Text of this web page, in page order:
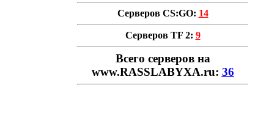
Серверов CS:GO: 14
Серверов TF 2: 9
Всего cерверов на
www.RASSLABYXA.ru: 36